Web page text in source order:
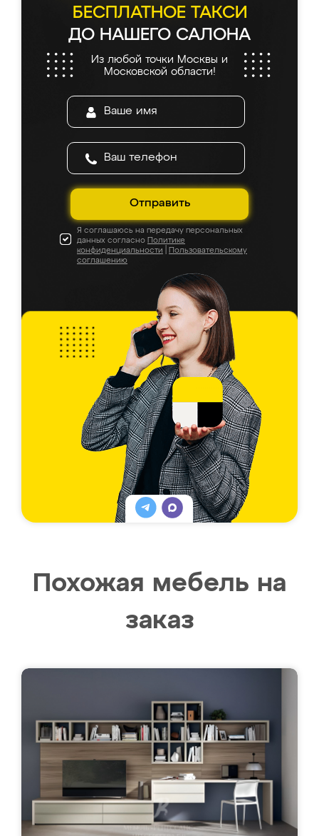
БЕСПЛАТНОЕ ТАКСИ
ДО НАШЕГО САЛОНА
Из любой точки Москвы и
Московской области!
Отправить
Я соглашаюсь на передачу персональных
данных согласно Политике
конфиденциальности
Пользовательскому
соглашению
Похожая мебель на
заказ